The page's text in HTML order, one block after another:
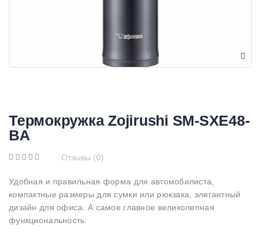
Термокружка Zojirushi SM-SXE48-
BA
Отзывы (0)
Удобная и правильная форма для автомобилиста,
компактные размеры для сумки или рюкзака, элегантный
дизайн для офиса. А самое главное великолепная
функциональность.